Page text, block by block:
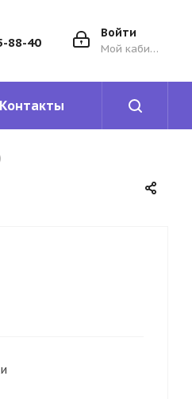
Войти
Мой кабинет
88-40
Контакты